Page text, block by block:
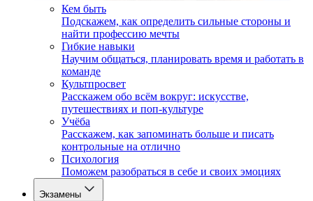
Кем быть
Подскажем, как определить сильные стороны и
найти профессию мечты
Гибкие навыки
Научим общаться, планировать время и работать в
команде
Культпросвет
Расскажем обо всём вокруг: искусстве,
путешествиях и поп-культуре
Учёба
Расскажем, как запоминать больше и писать
контрольные на отлично
Психология
Поможем разобраться в себе и своих эмоциях
Экзамены